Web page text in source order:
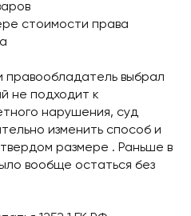
стоимости права
выбрал
не подходит к
нарушения, суд
изменить способ и
размере . Раньше в
вообще остаться без